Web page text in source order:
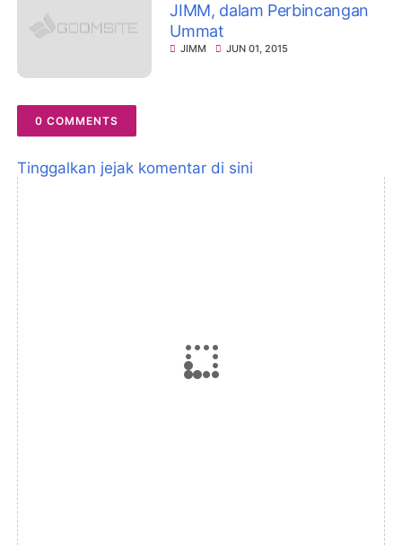
JIMM, dalam Perbincangan
Ummat
JIMM JUN 01, 2015
0 COMMENTS
Tinggalkan jejak komentar di sini